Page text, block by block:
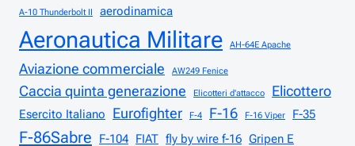
A-10 Thunderbolt II aerodinamica
Aeronautica Militare AH-64E Apache
Aviazione commerciale AW249 Fenice
Caccia quinta generazione Elicotteri d'attacco Elicottero
Esercito Italiano Eurofighter F-4 F-16 F-16 Viper F-35
F-86Sabre F-104 FIAT fly by wire f-16 Gripen E